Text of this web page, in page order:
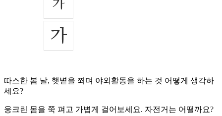
따스한 봄 날, 햇볕을 쬐며 야외활동을 하는 것 어떻게 생각하
세요?
웅크린 몸을 쭉 펴고 가볍게 걸어보세요. 자전거는 어떨까요?